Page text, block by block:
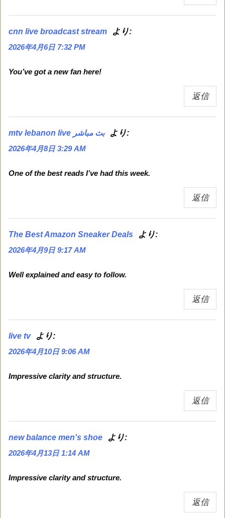
cnn live broadcast stream より:
2026年4月6日 7:32 PM
You’ve got a new fan here!
返信
mtv lebanon live بث مباشر より:
2026年4月8日 3:29 AM
One of the best reads I’ve had this week.
返信
The Best Amazon Sneaker Deals より:
2026年4月9日 9:17 AM
Well explained and easy to follow.
返信
live tv より:
2026年4月10日 9:06 AM
Impressive clarity and structure.
返信
new balance men's shoe より:
2026年4月13日 1:14 AM
Impressive clarity and structure.
返信